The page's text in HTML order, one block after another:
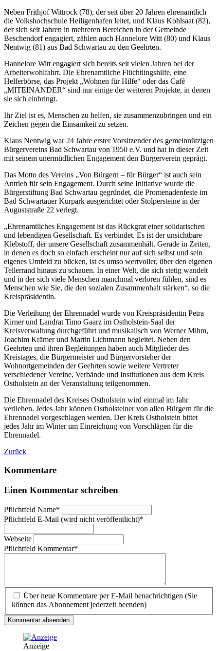
Neben Frithjof Wittrock (78), der seit über 20 Jahren ehrenamtlich
die Volkshochschule Heiligenhafen leitet, und Klaus Kohlsaat (82),
der sich seit Jahren in mehreren Bereichen in der Gemeinde
Beschendorf engagiert, zählen auch Hannelore Witt (80) und Klaus
Nentwig (81) aus Bad Schwartau zu den Geehrten.
Hannelore Witt engagiert sich bereits seit vielen Jahren bei der
Arbeiterwohlfahrt. Die Ehrenamtliche Flüchtlingshilfe, eine
Helferbörse, das Projekt „Wohnen für Hilfe“ oder das Café
„MITEINANDER“ sind nur einige der weiteren Projekte, in denen
sie sich einbringt.
Ihr Ziel ist es, Menschen zu helfen, sie zusammenzubringen und ein
Zeichen gegen die Einsamkeit zu setzen.
Klaus Nentwig war 24 Jahre erster Vorsitzender des gemeinnützigen
Bürgervereins Bad Schwartau von 1950 e.V. und hat in dieser Zeit
mit seinem unermüdlichen Engagement den Bürgerverein geprägt.
Das Motto des Vereins „Von Bürgern – für Bürger“ ist auch sein
Antrieb für sein Engagement. Durch seine Initiative wurde die
Bürgerstiftung Bad Schwartau gegründet, die Promenadenfeste im
Bad Schwartauer Kurpark ausgerichtet oder Stolpersteine in der
Auguststraße 22 verlegt.
„Ehrenamtliches Engagement ist das Rückgrat einer solidarischen
und lebendigen Gesellschaft. Es verbindet. Es ist der unsichtbare
Klebstoff, der unsere Gesellschaft zusammenhält. Gerade in Zeiten,
in denen es doch so einfach erscheint nur auf sich selbst und sein
eigenes Umfeld zu blicken, ist es umso wertvoller, über den eigenen
Tellerrand hinaus zu schauen. In einer Welt, die sich stetig wandelt
und in der sich viele Menschen manchmal verloren fühlen, sind es
Menschen wie Sie, die den sozialen Zusammenhalt stärken“, so die
Kreispräsidentin.
Die Verleihung der Ehrennadel wurde von Kreispräsidentin Petra
Kirner und Landrat Timo Gaarz im Ostholstein-Saal der
Kreisverwaltung durchgeführt und musikalisch von Werner Mihm,
Joachim Krämer und Martin Lichtmann begleitet. Neben den
Geehrten und ihren Begleitungen haben auch Mitglieder des
Kreistages, die Bürgermeister und Bürgervorsteher der
Wohnortgemeinden der Geehrten sowie weitere Vertreter
verschiedener Vereine, Verbände und Institutionen aus dem Kreis
Ostholstein an der Veranstaltung teilgenommen.
Die Ehrennadel des Kreises Ostholstein wird einmal im Jahr
verliehen. Jedes Jahr können Ostholsteiner von allen Bürgern für die
Ehrennadel vorgeschlagen werden. Der Kreis Ostholstein bittet
jedes Jahr im Winter um Einreichung von Vorschlägen für die
Ehrennadel.
Zurück
Kommentare
Einen Kommentar schreiben
Pflichtfeld Name*
Pflichtfeld E-Mail (wird nicht veröffentlicht)*
Webseite
Pflichtfeld Kommentar*
Über neue Kommentare per E-Mail benachrichtigen (Sie
können das Abonnement jederzeit beenden)
Kommentar absenden
Anzeige